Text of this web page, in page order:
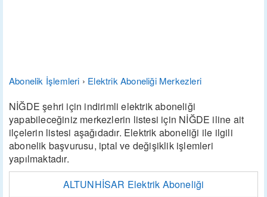
Abonelik İşlemleri › Elektrik Aboneliği Merkezleri
NİĞDE şehri için indirimli elektrik aboneliği
yapabileceğiniz merkezlerin listesi için NİĞDE iline ait
ilçelerin listesi aşağıdadır. Elektrik aboneliği ile ilgili
abonelik başvurusu, iptal ve değişiklik işlemleri
yapılmaktadır.
ALTUNHİSAR Elektrik Aboneliği